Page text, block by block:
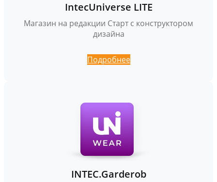
IntecUniverse LITE
Магазин на редакции Старт с конструктором
дизайна
Подробнее
INTEC.Garderob